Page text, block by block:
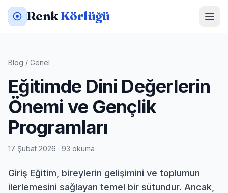
RenkKörlüğü
Blog / Genel
Eğitimde Dini Değerlerin
Önemi ve Gençlik
Programları
17 Şubat 2026 · 93 okuma
Giriş Eğitim, bireylerin gelişimini ve toplumun
ilerlemesini sağlayan temel bir sütundur. Ancak,